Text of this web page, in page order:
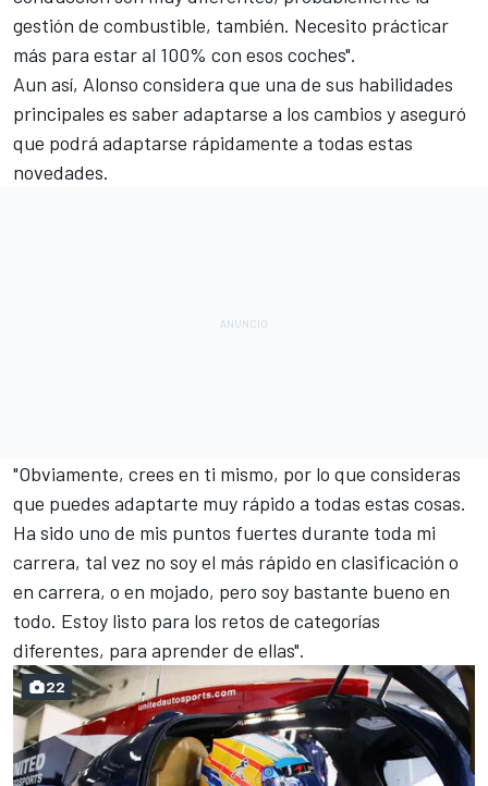
gestión de combustible, también. Necesito prácticar
más para estar al 100% con esos coches".
Aun así, Alonso considera que una de sus habilidades
principales es saber adaptarse a los cambios y aseguró
que podrá adaptarse rápidamente a todas estas
novedades.
"Obviamente, crees en ti mismo, por lo que consideras
que puedes adaptarte muy rápido a todas estas cosas.
Ha sido uno de mis puntos fuertes durante toda mi
carrera, tal vez no soy el más rápido en clasificación o
en carrera, o en mojado, pero soy bastante bueno en
todo. Estoy listo para los retos de categorías
diferentes, para aprender de ellas".
22